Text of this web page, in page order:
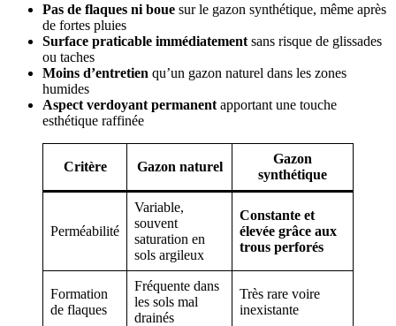
Pas de flaques ni boue sur le gazon synthétique, même après
de fortes pluies
Surface praticable immédiatement sans risque de glissades
ou taches
Moins d’entretien qu’un gazon naturel dans les zones
humides
Aspect verdoyant permanent apportant une touche
esthétique raffinée
Critère Gazon naturel
Gazon
synthétique
Perméabilité
Variable,
souvent
saturation en
sols argileux
Constante et
élevée grâce aux
trous perforés
Formation
de flaques
Fréquente dans
les sols mal
drainés
Très rare voire
inexistante